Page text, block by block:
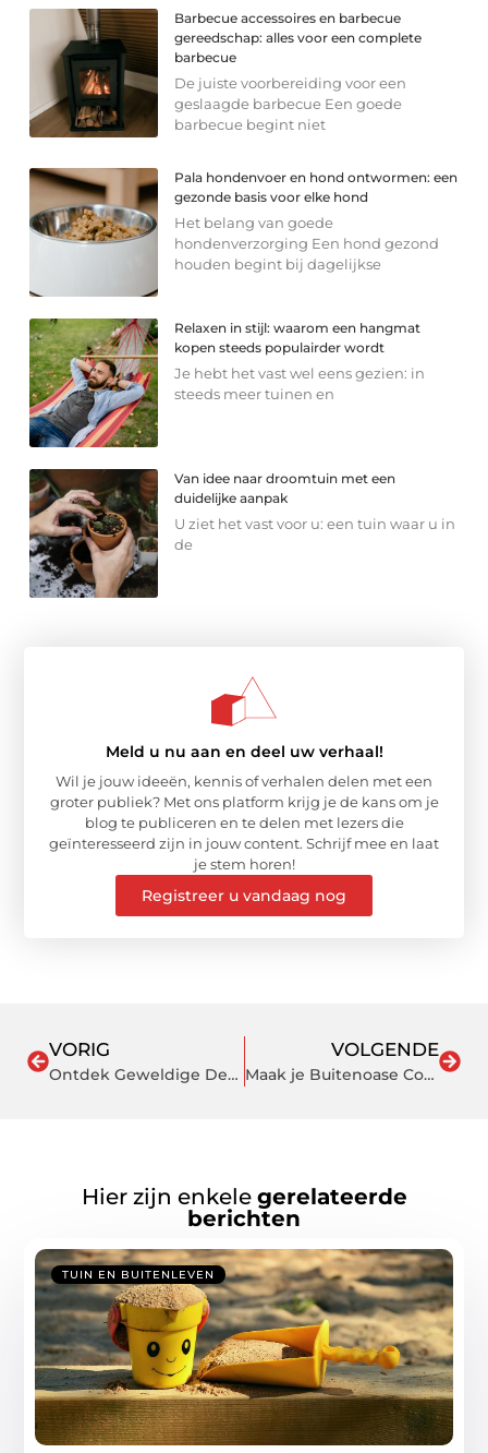
Barbecue accessoires en barbecue
gereedschap: alles voor een complete
barbecue
De juiste voorbereiding voor een
geslaagde barbecue Een goede
barbecue begint niet
Pala hondenvoer en hond ontwormen: een
gezonde basis voor elke hond
Het belang van goede
hondenverzorging Een hond gezond
houden begint bij dagelijkse
Relaxen in stijl: waarom een hangmat
kopen steeds populairder wordt
Je hebt het vast wel eens gezien: in
steeds meer tuinen en
Van idee naar droomtuin met een
duidelijke aanpak
U ziet het vast voor u: een tuin waar u in
de
Meld u nu aan en deel uw verhaal!
Wil je jouw ideeën, kennis of verhalen delen met een
groter publiek? Met ons platform krijg je de kans om je
blog te publiceren en te delen met lezers die
geïnteresseerd zijn in jouw content. Schrijf mee en laat
je stem horen!
Registreer u vandaag nog
VORIG
Ontdek Geweldige Deals bij de Tuinmeubels Outlet: Tuinsets met Enorme Kortingen
VOLGENDE
Maak je Buitenoase Compleet: Tuinmeubelen Online Kopen en de Perfecte Loungeset Vinden
Hier zijn enkele gerelateerde
berichten
TUIN EN BUITENLEVEN